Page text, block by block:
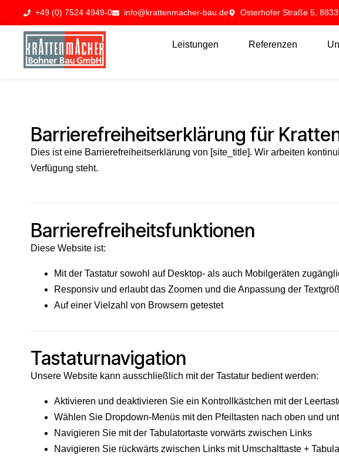
+49 (0) 7524 4949-0 info@krattenmacher-bau.de Osterhofer Straße 5,
Leistungen Referenzen
Barrierefreiheitserklärung für
Dies ist eine Barrierefreiheitserklärung von [site_title]. Wir arbeiten
Verfügung steht.
Barrierefreiheitsfunktionen
Diese Website ist:
Mit der Tastatur sowohl auf Desktop- als auch Mobilgeräten
Responsiv und erlaubt das Zoomen und die Anpassung der
Auf einer Vielzahl von Browsern getestet
Tastaturnavigation
Unsere Website kann ausschließlich mit der Tastatur bedient werden:
Aktivieren und deaktivieren Sie ein Kontrollkästchen mit der
Wählen Sie Dropdown-Menüs mit den Pfeiltasten nach oben und
Navigieren Sie mit der Tabulatortaste vorwärts zwischen Links
Navigieren Sie rückwärts zwischen Links mit Umschalttaste +